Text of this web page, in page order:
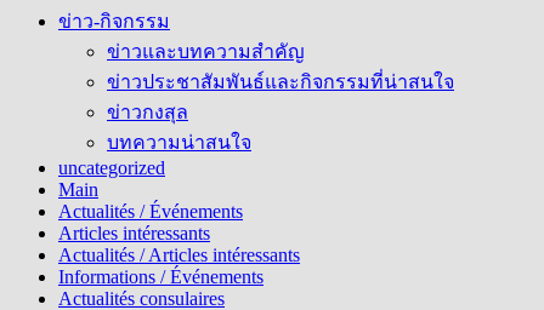
ข่าว-กิจกรรม
ข่าวและบทความสำคัญ
ข่าวประชาสัมพันธ์และกิจกรรมที่น่าสนใจ
ข่าวกงสุล
บทความน่าสนใจ
uncategorized
Main
Actualités / Événements
Articles intéressants
Actualités / Articles intéressants
Informations / Événements
Actualités consulaires